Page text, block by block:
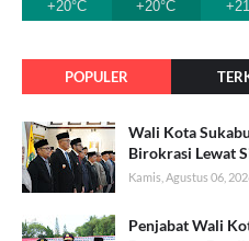
+20°C
+20°C
POPULER
Wali Kota
Birokrasi Lewat
Kamis, Agustus 06,
Penjabat Wali